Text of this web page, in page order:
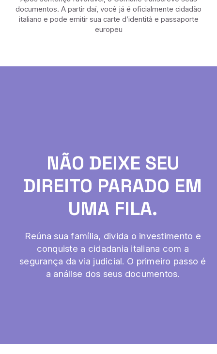
documentos. A partir daí, você já é oficialmente cidadão
italiano e pode emitir sua carte d’identità e passaporte
europeu
NÃO DEIXE SEU
DIREITO PARADO EM
UMA FILA.
Reúna sua família, divida o investimento e
conquiste a cidadania italiana com a
segurança da via judicial. O primeiro passo é
a análise dos seus documentos.